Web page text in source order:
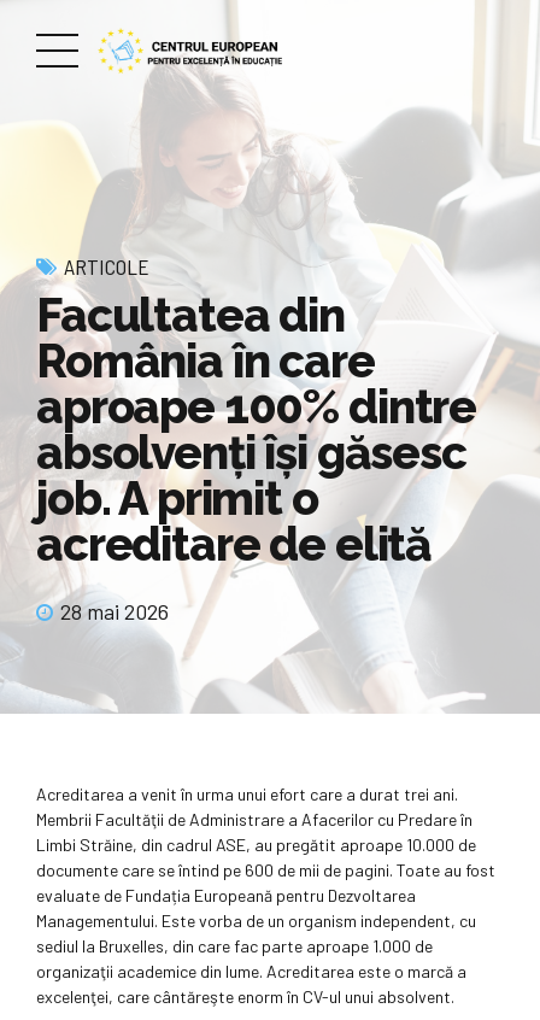
ARTICOLE
Facultatea din
România în care
aproape 100% dintre
absolvenţi îşi găsesc
job. A primit o
acreditare de elită
28 mai 2026
Acreditarea a venit în urma unui efort care a durat trei ani.
Membrii Facultăţii de Administrare a Afacerilor cu Predare în
Limbi Străine, din cadrul ASE, au pregătit aproape 10.000 de
documente care se întind pe 600 de mii de pagini. Toate au fost
evaluate de Fundația Europeană pentru Dezvoltarea
Managementului. Este vorba de un organism independent, cu
sediul la Bruxelles, din care fac parte aproape 1.000 de
organizaţii academice din lume. Acreditarea este o marcă a
excelenţei, care cântăreşte enorm în CV-ul unui absolvent.